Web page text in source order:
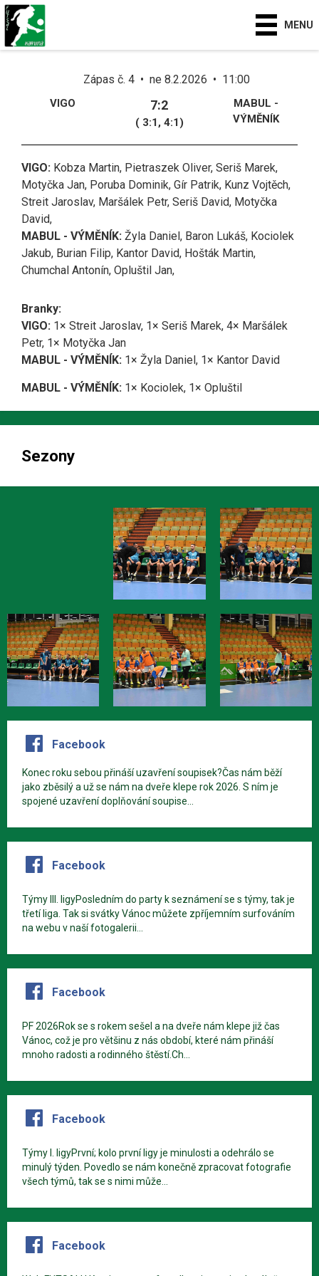
MENU
Zápas č. 4 • ne 8.2.2026 • 11:00
VIGO 7:2
( 3:1, 4:1)
MABUL -
VÝMĚNÍK
VIGO: Kobza Martin, Pietraszek Oliver, Seriš Marek,
Motyčka Jan, Poruba Dominik, Gír Patrik, Kunz Vojtěch,
Streit Jaroslav, Maršálek Petr, Seriš David, Motyčka
David,
MABUL - VÝMĚNÍK: Žyla Daniel, Baron Lukáš, Kociolek
Jakub, Burian Filip, Kantor David, Hošták Martin,
Chumchal Antonín, Opluštil Jan,
Branky:
VIGO: 1× Streit Jaroslav, 1× Seriš Marek, 4× Maršálek
Petr, 1× Motyčka Jan
MABUL - VÝMĚNÍK: 1× Žyla Daniel, 1× Kantor David
MABUL - VÝMĚNÍK: 1× Kociolek, 1× Opluštil
Sezony
Facebook
Konec roku sebou přináší uzavření soupisek?Čas nám běží
jako zběsilý a už se nám na dveře klepe rok 2026. S ním je
spojené uzavření doplňování soupise...
Facebook
Týmy III. ligyPosledním do party k seznámení se s týmy, tak je
třetí liga. Tak si svátky Vánoc můžete zpříjemním surfováním
na webu v naší fotogalerii...
Facebook
PF 2026Rok se s rokem sešel a na dveře nám klepe již čas
Vánoc, což je pro většinu z nás období, které nám přináší
mnoho radosti a rodinného štěstí.Ch...
Facebook
Týmy I. ligyPrvní; kolo první ligy je minulosti a odehrálo se
minulý týden. Povedlo se nám konečně zpracovat fotografie
všech týmů, tak se s nimi může...
Facebook